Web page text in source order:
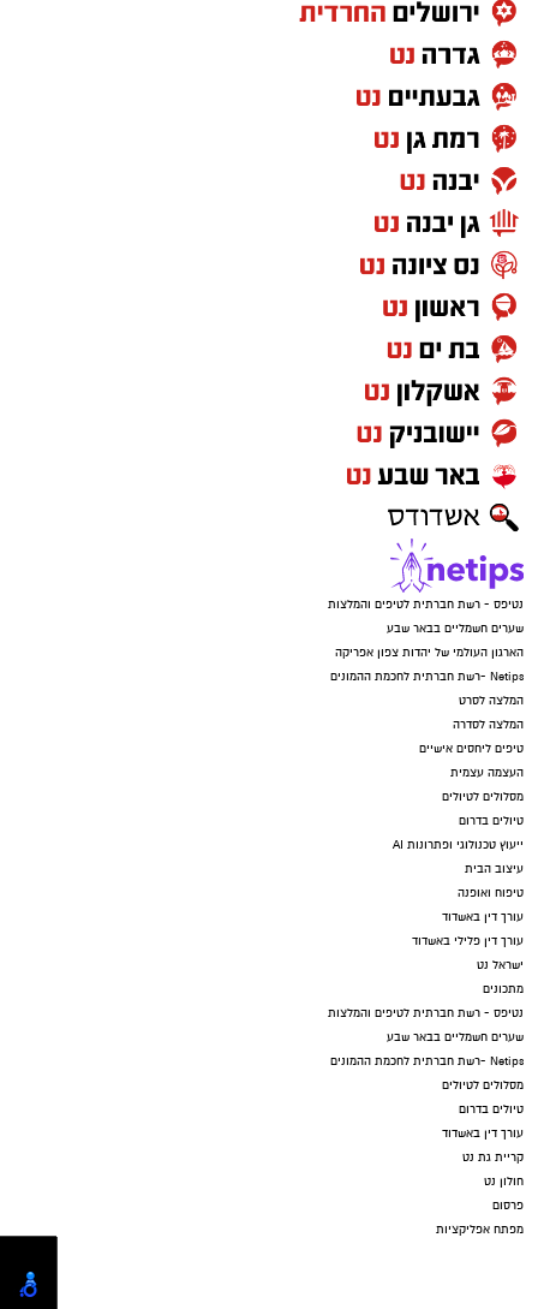
נטיפס - רשת חברתית לטיפים והמלצות
שערים חשמליים בבאר שבע
הארגון העולמי של יהדות צפון אפריקה
Netips -רשת חברתית לחכמת ההמונים
המלצה לסרט
המלצה לסדרה
טיפים ליחסים אישיים
העצמה עצמית
מסלולים לטיולים
טיולים בדרום
ייעוץ טכנולוגי ופתרונות AI
עיצוב הבית
טיפוח ואופנה
עורך דין באשדוד
עורך דין פלילי באשדוד
ישראל נט
מתכונים
נטיפס - רשת חברתית לטיפים והמלצות
שערים חשמליים בבאר שבע
Netips -רשת חברתית לחכמת ההמונים
מסלולים לטיולים
טיולים בדרום
עורך דין באשדוד
קריית גת נט
חולון נט
פרסום
מפתח אפליקציות